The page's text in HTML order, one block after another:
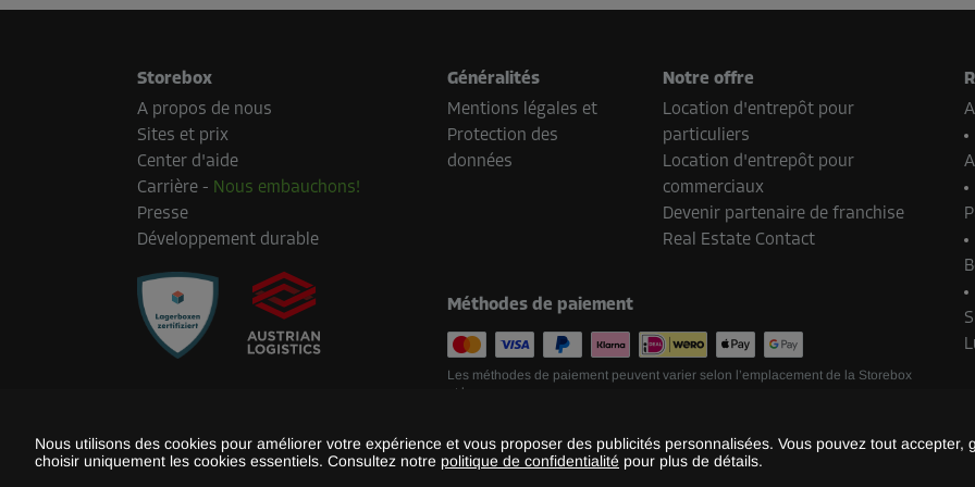
Nous utilisons des cookies pour améliorer votre expérience et vous proposer des publicités personnalisées. Vous pouvez tout accepter,
choisir uniquement les cookies essentiels. Consultez notre politique de confidentialité pour plus de détails.
Storebox
A propos de nous
Sites et prix
Center d'aide
Carrière - Nous embauchons!
Presse
Développement durable
Généralités
Mentions légales et
Protection des
données
Notre offre
Location d'entrepôt pour
particuliers
Location d'entrepôt pour
commerciaux
Devenir partenaire de franchise
Real Estate Contact
Méthodes de paiement
Les méthodes de paiement peuvent varier selon l’emplacement de la Storebox
et le pays.
©2026 Storebox Holding GmbH